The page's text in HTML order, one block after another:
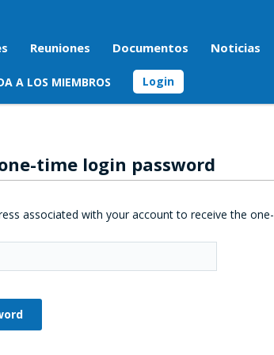
Reuniones Documentos Noticias
A LOS MIEMBROS Login
time login password
associated with your account to receive the one-